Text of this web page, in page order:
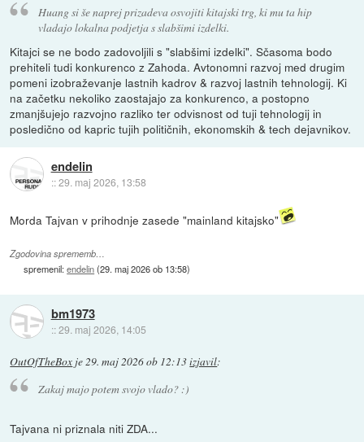
Huang si še naprej prizadeva osvojiti kitajski trg, ki mu ta hip
vladajo lokalna podjetja s slabšimi izdelki.
Kitajci se ne bodo zadovoljili s "slabšimi izdelki". Sčasoma bodo
prehiteli tudi konkurenco z Zahoda. Avtonomni razvoj med drugim
pomeni izobraževanje lastnih kadrov & razvoj lastnih tehnologij. Ki
na začetku nekoliko zaostajajo za konkurenco, a postopno
zmanjšujejo razvojno razliko ter odvisnost od tuji tehnologij in
posledično od kapric tujih političnih, ekonomskih & tech dejavnikov.
endelin
::29. maj 2026, 13:58
Morda Tajvan v prihodnje zasede "mainland kitajsko"
Zgodovina sprememb…
spremenil:endelin(29. maj 2026 ob 13:58)
bm1973
::29. maj 2026, 14:05
OutOfTheBox je29. maj 2026 ob 12:13izjavil:
Zakaj majo potem svojo vlado? :)
Tajvana ni priznala niti ZDA...